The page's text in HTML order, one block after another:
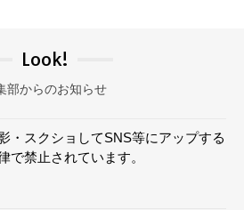
Look!
部からのお知らせ
・スクショしてSNS等にアップする
で禁止されています。